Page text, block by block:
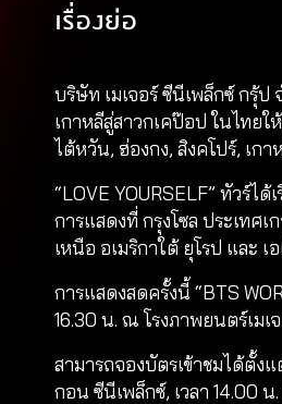
เรื่องย่อ
บริษัท เมเจอร์ ซีนีเพล็กซ์ กรุ้ป
เกาหลีสู่สาวกเคป๊อป ในไทย
ไต้หวัน, ฮ่องกง, สิงคโปร์, เก
“LOVE YOURSELF” ทัวร์ไ
การแสดงที่ กรุงโซล ประเทศ
เหนือ อเมริกาใต้ ยุโรป และ เอ
การแสดงสดครั้งนี้ “BTS
16.30 น. ณ โรงภาพยนตร์เมเ
สามารถจองบัตรเข้าชมได้ตั้ง
กอน ซีนีเพล็กซ์, เวลา 14.00